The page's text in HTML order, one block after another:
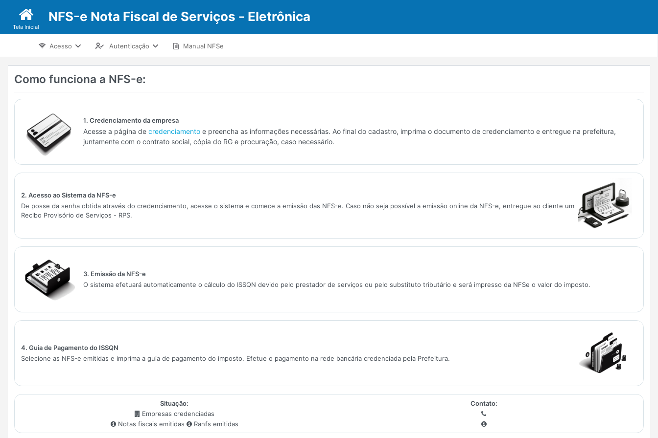
Tela Inicial
NFS-e Nota Fiscal de Serviços - Eletrônica
Acesso Autenticação Manual NFSe
Como funciona a NFS-e:
1. Credenciamento da empresa
Acesse a página de credenciamentoe preencha as informações necessárias. Ao final do cadastro, imprima o documento de credenciamento e entregue na prefeitura,
juntamente com o contrato social, cópia do RG e procuração, caso necessário.
2. Acesso ao Sistema da NFS-e
De posse da senha obtida através do credenciamento, acesse o sistema e comece a emissão das NFS-e. Caso não seja possível a emissão online da NFS-e, entregue ao cliente um
Recibo Provisório de Serviços - RPS.
3. Emissão da NFS-e
O sistema efetuará automaticamente o cálculo do ISSQN devido pelo prestador de serviços ou pelo substituto tributário e será impresso da NFSe o valor do imposto.
4. Guia de Pagamento do ISSQN
Selecione as NFS-e emitidas e imprima a guia de pagamento do imposto. Efetue o pagamento na rede bancária credenciada pela Prefeitura.
Situação:
Empresas credenciadas
Notas fiscais emitidas
Ranfs emitidas
Contato: